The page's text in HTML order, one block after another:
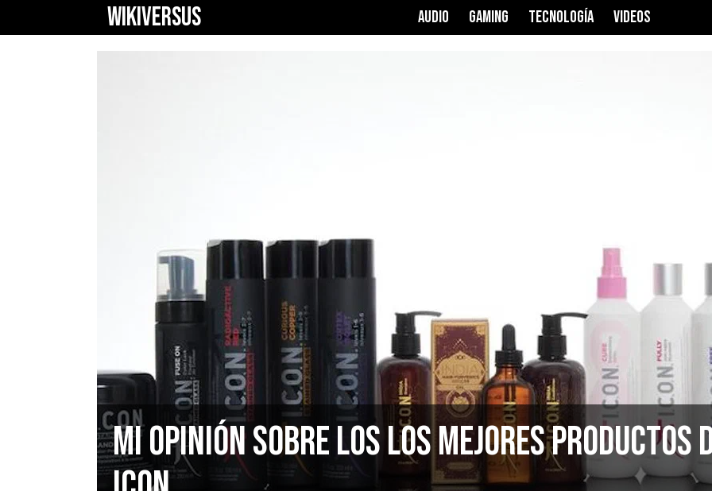
WIKIVERSUS AUDIO GAMING TECNOLOGÍA VIDEOS
Mi opinión sobre los los mejores productos